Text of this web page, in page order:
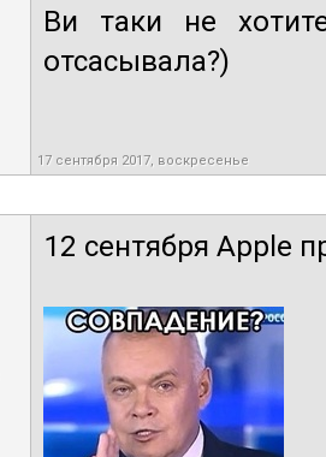
Ви таки не
отсасывала?)
17 сентября 2017, воскресенье
12 сентября Apple